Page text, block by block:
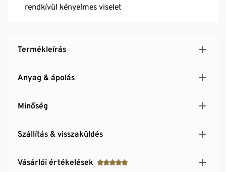
rendkívül kényelmes viselet
Termékleírás
Anyag & ápolás
Minőség
Szállítás & visszaküldés
Vásárlói értékelések